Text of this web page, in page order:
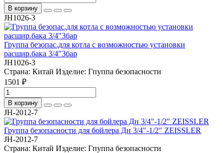
В корзину
JH1026-3
Группа безопас.для котла с возможностью установки
расшир.бака 3/4"3бар
JH1026-3
Страна: Китай Изделие: Гпуппа безопасности
1501 ₽
В корзину
JH-2012-7
Группа безопасности для бойлера Дн 3/4"-1/2" ZEISSLER
JH-2012-7
Страна: Китай Изделие: Гпуппа безопасности